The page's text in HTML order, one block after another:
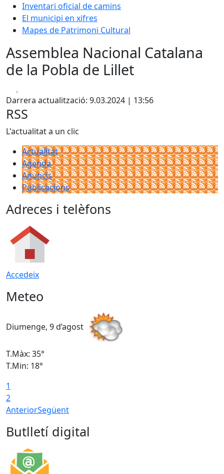
Inventari oficial de camins
El municipi en xifres
Mapes de Patrimoni Cultural
Assemblea Nacional Catalana
de la Pobla de Lillet
Darrera actualització: 9.03.2024 | 13:56
RSS
L'actualitat a un clic
Actualitat
Agenda
Anuncis
Publicacions
Adreces i telèfons
Accedeix
Meteo
Diumenge, 9 d’agost
T.Màx: 35°
T.Min: 18°
1
2
AnteriorSegüent
Butlletí digital